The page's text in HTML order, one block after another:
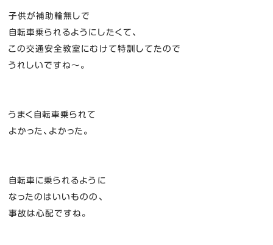
子供が補助輪無しで
自転車乗られるようにしたくて、
この交通安全教室にむけて特訓してたので
うれしいですね～。
うまく自転車乗られて
よかった、よかった。
自転車に乗られるように
なったのはいいものの、
事故は心配ですね。